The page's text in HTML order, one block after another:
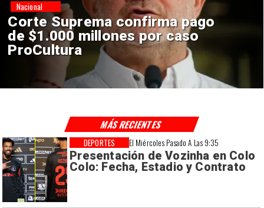
Codelco suspende
construcción de Andes Norte
en El Teniente por riesgos
sísmicos
Nacional
El Miércoles Pasado A Las 9:35
Presentación de Vozinha en Colo
Colo: Fecha, Estadio y Contrato
DEPORTES
MÁS RECIENTES